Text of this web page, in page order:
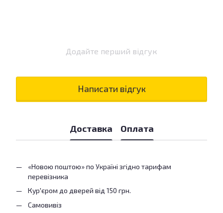
Додайте перший відгук
Написати відгук
Доставка Оплата
«Новою поштою» по Україні згідно тарифам
перевізника
Кур'єром до дверей від 150 грн.
Самовивіз